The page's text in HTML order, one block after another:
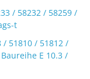
/ 58232 / 58259 /
t
/ 51810 / 51812 /
E 10.3 /